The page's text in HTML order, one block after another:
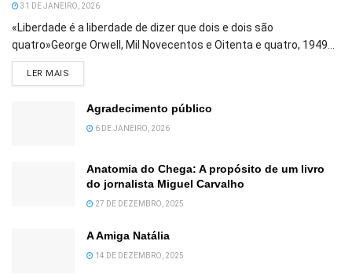
31 DE JANEIRO, 2026
«Liberdade é a liberdade de dizer que dois e dois são
quatro»George Orwell, Mil Novecentos e Oitenta e quatro, 1949...
LER MAIS
Agradecimento público
6 DE JANEIRO, 2026
Anatomia do Chega: A propósito de um livro
do jornalista Miguel Carvalho
27 DE DEZEMBRO, 2025
A Amiga Natália
14 DE DEZEMBRO, 2025